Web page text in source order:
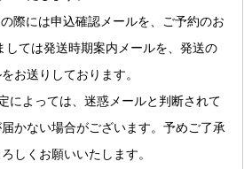
際には申込確認メールを、ご予約のお
しては発送時期案内メールを、発送の
お送りしております。
によっては、迷惑メールと判断されて
かない場合がございます。予めご了承
しくお願いいたします。